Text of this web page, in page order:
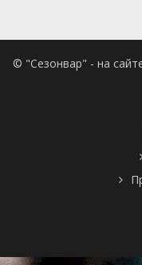
© "Сезонвар" - на